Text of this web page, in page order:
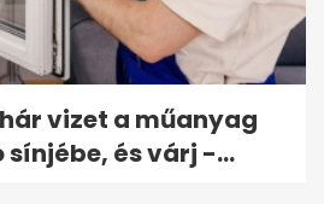
vizet a műanyag
és várj -...